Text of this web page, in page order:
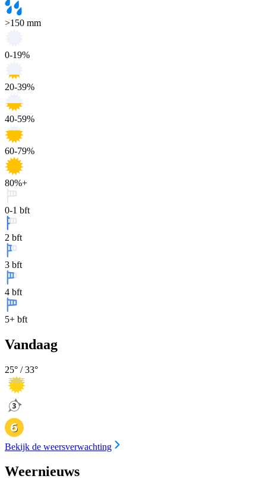
>150 mm
0-19%
20-39%
40-59%
60-79%
80%+
0-1 bft
2 bft
3 bft
4 bft
5+ bft
Vandaag
25° /33°
Bekijk de weersverwachting
Weernieuws